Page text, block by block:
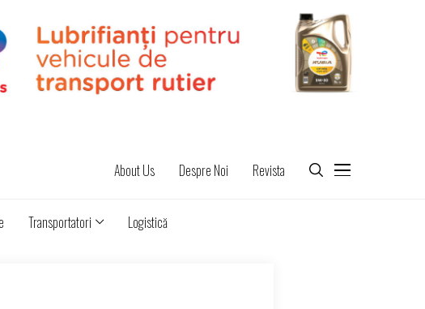
About Us Despre Noi Revista
Transportatori Logistică